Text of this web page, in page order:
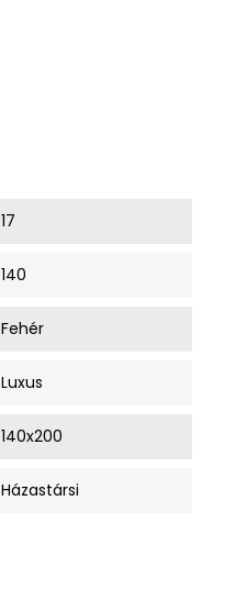
17
140
Fehér
Luxus
140x200
Házastársi